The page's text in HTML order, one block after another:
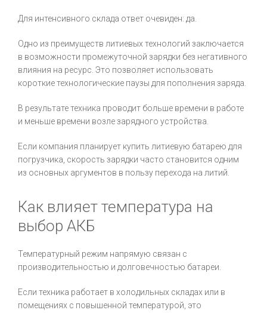
Для интенсивного склада ответ очевиден: да.
Одно из преимуществ литиевых технологий заключается
в возможности промежуточной зарядки без негативного
влияния на ресурс. Это позволяет использовать
короткие технологические паузы для пополнения заряда.
В результате техника проводит больше времени в работе
и меньше времени возле зарядного устройства.
Если компания планирует купить литиевую батарею для
погрузчика, скорость зарядки часто становится одним
из основных аргументов в пользу перехода на литий.
Как влияет температура на
выбор АКБ
Температурный режим напрямую связан с
производительностью и долговечностью батареи.
Если техника работает в холодильных складах или в
помещениях с повышенной температурой, это